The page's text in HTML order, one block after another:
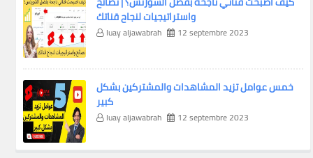
واستراتيجيات لنجاح قناتك
luay aljawabrah 12 septembre 2023
خمس عوامل تزيد المشاهدات والمشتركين بشكل
كبير
luay aljawabrah 12 septembre 2023